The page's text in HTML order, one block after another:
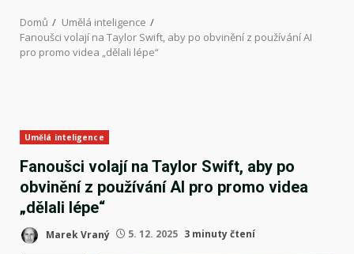
Domů
Umělá inteligence
Fanoušci volají na Taylor Swift, aby po obvinění z používání AI
pro promo videa „dělali lépe“
Umělá inteligence
Fanoušci volají na Taylor Swift, aby po
obvinění z používání AI pro promo videa
„dělali lépe“
Marek Vraný 5. 12. 2025 3 minuty čtení